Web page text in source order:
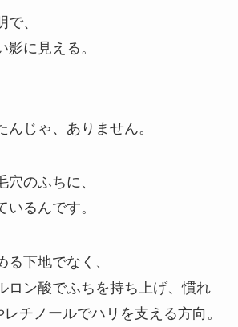
、
影に見える。
んじゃ、ありません。
穴のふちに、
いるんです。
る下地でなく、
ロン酸でふちを持ち上げ、慣れ
チノールでハリを支える方向。